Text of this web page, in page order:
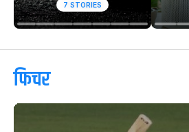
7 STORIES
फिचर